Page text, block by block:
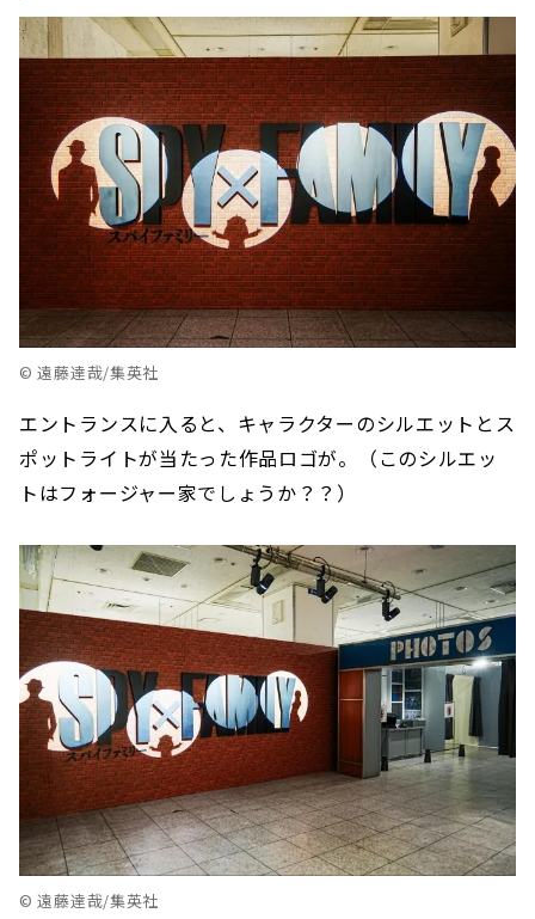
© 遠藤達哉/集英社
エントランスに入ると、キャラクターのシルエットとス
ポットライトが当たった作品ロゴが。（このシルエッ
トはフォージャー家でしょうか？？）
© 遠藤達哉/集英社